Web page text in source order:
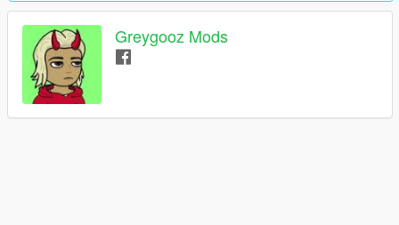
Greygooz Mods